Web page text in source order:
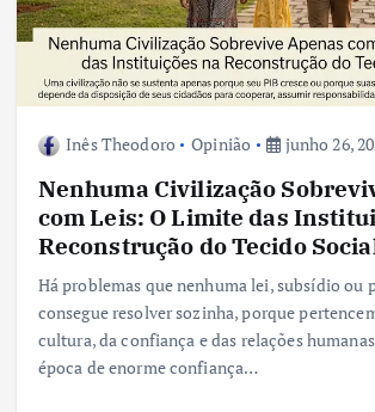
Inês Theodoro Opinião junho 26,
Nenhuma Civilização
com Leis: O Limite das
Reconstrução do Tecido
Há problemas que nenhuma lei, subsídio ou
consegue resolver sozinha, porque
cultura, da confiança e das relações
época de enorme confiança…